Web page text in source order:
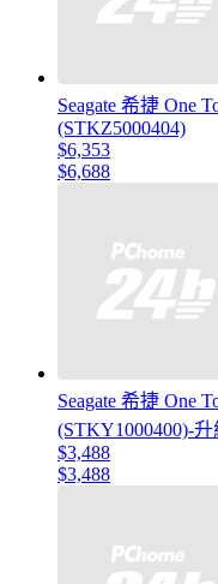
Seagate 希捷 One
(STKZ5000404)
$6,353
$6,688
Seagate 希捷 One
(STKY1000400)-升
$3,488
$3,488